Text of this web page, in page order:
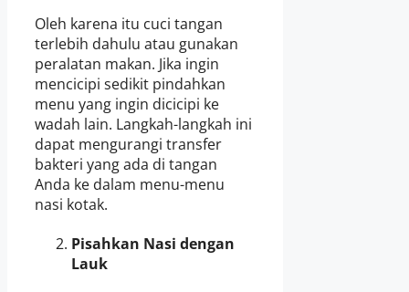
Oleh karena itu cuci tangan
terlebih dahulu atau gunakan
peralatan makan. Jika ingin
mencicipi sedikit pindahkan
menu yang ingin dicicipi ke
wadah lain. Langkah-langkah ini
dapat mengurangi transfer
bakteri yang ada di tangan
Anda ke dalam menu-menu
nasi kotak.
Pisahkan Nasi dengan
Lauk